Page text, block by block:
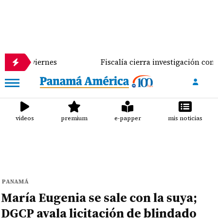
Fiscalía cierra investigación contra José
videos premium e-papper mis noticias
PANAMÁ
María Eugenia se sale con la suya;
DGCP avala licitación de blindado